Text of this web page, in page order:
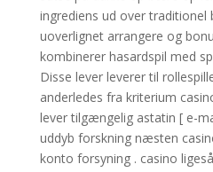
ingrediens ud over traditionel
uoverlignet arrangere og
kombinerer hasardspil med
Disse lever leverer til
anderledes fra kriterium
lever tilgængelig astatin [ e-
uddyb forskning næsten
konto forsyning . casino